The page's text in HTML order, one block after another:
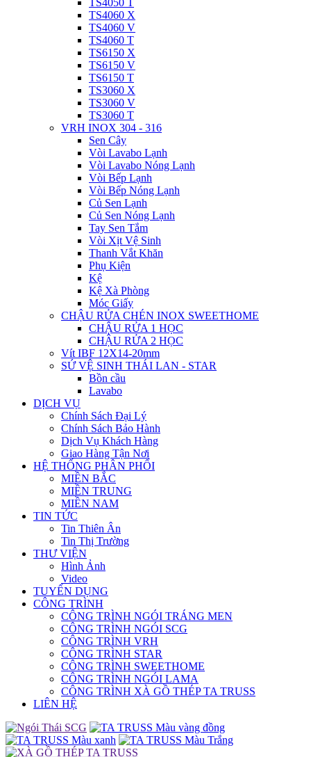
TS4050 T
TS4060 X
TS4060 V
TS4060 T
TS6150 X
TS6150 V
TS6150 T
TS3060 X
TS3060 V
TS3060 T
VRH INOX 304 - 316
Sen Cây
Vòi Lavabo Lạnh
Vòi Lavabo Nóng Lạnh
Vòi Bếp Lạnh
Vòi Bếp Nóng Lạnh
Củ Sen Lạnh
Củ Sen Nóng Lạnh
Tay Sen Tắm
Vòi Xịt Vệ Sinh
Thanh Vắt Khăn
Phụ Kiện
Kệ
Kệ Xà Phòng
Móc Giấy
CHẬU RỬA CHÉN INOX SWEETHOME
CHẬU RỬA 1 HỌC
CHẬU RỬA 2 HỌC
Vít IBF 12X14-20mm
SỨ VỆ SINH THÁI LAN - STAR
Bồn cầu
Lavabo
DỊCH VỤ
Chính Sách Đại Lý
Chính Sách Bảo Hành
Dịch Vụ Khách Hàng
Giao Hàng Tận Nơi
HỆ THỐNG PHÂN PHỐI
MIỀN BẮC
MIỀN TRUNG
MIỀN NAM
TIN TỨC
Tin Thiên Ân
Tin Thị Trường
THƯ VIỆN
Hình Ảnh
Video
TUYỂN DỤNG
CÔNG TRÌNH
CÔNG TRÌNH NGÓI TRÁNG MEN
CÔNG TRÌNH NGÓI SCG
CÔNG TRÌNH VRH
CÔNG TRÌNH STAR
CÔNG TRÌNH SWEETHOME
CÔNG TRÌNH NGÓI LAMA
CÔNG TRÌNH XÀ GỒ THÉP TA TRUSS
LIÊN HỆ